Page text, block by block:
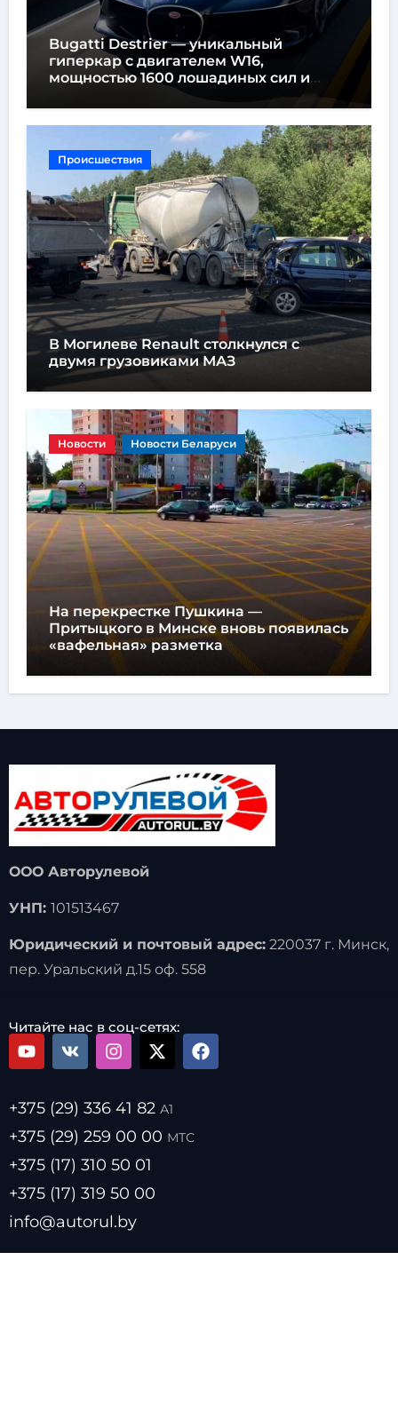
Bugatti Destrier — уникальный
гиперкар с двигателем W16,
мощностью 1600 лошадиных сил и
высотой всего один метр
Происшествия
В Могилеве Renault столкнулся с
двумя грузовиками МАЗ
Новости Новости Беларуси
На перекрестке Пушкина —
Притыцкого в Минске вновь появилась
«вафельная» разметка
ООО Авторулевой
УНП: 101513467
Юридический и почтовый адрес:220037 г. Минск,
пер. Уральский д.15 оф. 558
Читайте нас в соц-сетях:
+375 (29) 336 41 82 А1
+375 (29) 259 00 00 МТС
+375 (17) 310 50 01
+375 (17) 319 50 00
info@autorul.by